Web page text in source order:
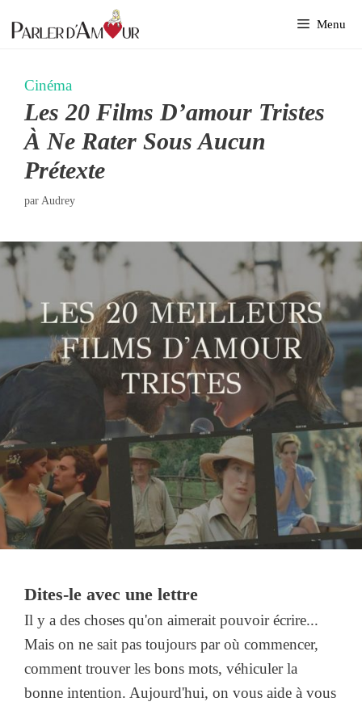
au
Menu
Cinéma
Les 20 Films D’amour Tristes
À Ne Rater Sous Aucun
Prétexte
par Audrey
Dites-le avec une lettre
Il y a des choses qu'on aimerait pouvoir écrire...
Mais on ne sait pas toujours par où commencer,
comment trouver les bons mots, véhiculer la
bonne intention. Aujourd'hui, on vous aide à vous